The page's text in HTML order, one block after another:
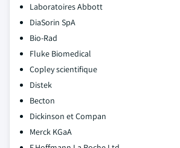
Laboratoires Abbott
DiaSorin SpA
Bio-Rad
Fluke Biomedical
Copley scientifique
Distek
Becton
Dickinson et Compan
Merck KGaA